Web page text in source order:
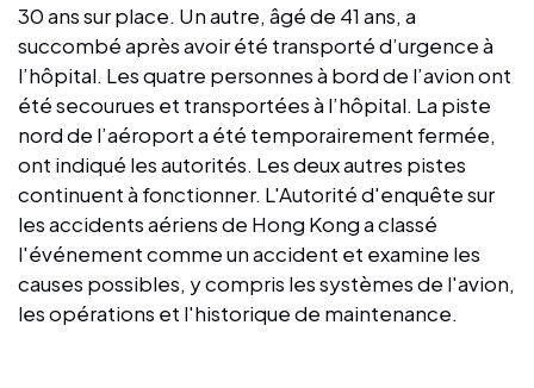
30 ans sur place. Un autre, âgé de 41 ans, a
succombé après avoir été transporté d’urgence à
l’hôpital. Les quatre personnes à bord de l’avion ont
été secourues et transportées à l’hôpital. La piste
nord de l’aéroport a été temporairement fermée,
ont indiqué les autorités. Les deux autres pistes
continuent à fonctionner. L'Autorité d'enquête sur
les accidents aériens de Hong Kong a classé
l'événement comme un accident et examine les
causes possibles, y compris les systèmes de l'avion,
les opérations et l'historique de maintenance.